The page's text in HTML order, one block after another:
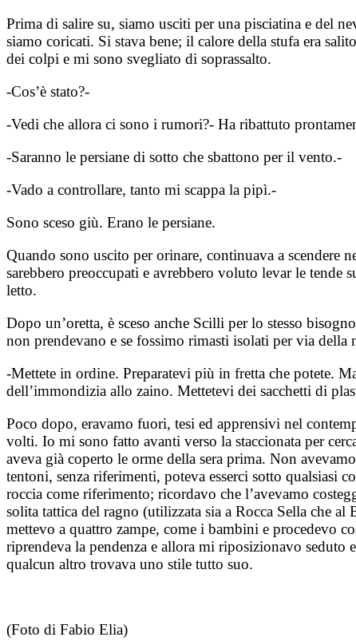
Prima di salire su, siamo usciti per una pisciatina e del
siamo coricati. Si stava bene; il calore della stufa era
dei colpi e mi sono svegliato di soprassalto.
-Cos’è stato?-
-Vedi che allora ci sono i rumori?- Ha ribattuto
-Saranno le persiane di sotto che sbattono per il vento.-
-Vado a controllare, tanto mi scappa la pipì.-
Sono sceso giù. Erano le persiane.
Quando sono uscito per orinare, continuava a
sarebbero preoccupati e avrebbero voluto levar le
letto.
Dopo un’oretta, è sceso anche Scilli per lo stesso
non prendevano e se fossimo rimasti isolati per via
-Mettete in ordine. Preparatevi più in fretta che potete.
dell’immondizia allo zaino. Mettetevi dei sacchetti di
Poco dopo, eravamo fuori, tesi ed apprensivi nel
volti. Io mi sono fatto avanti verso la staccionata per
aveva già coperto le orme della sera prima. Non
tentoni, senza riferimenti, poteva esserci sotto qualsiasi
roccia come riferimento; ricordavo che l’avevamo
solita tattica del ragno (utilizzata sia a Rocca Sella che
mettevo a quattro zampe, come i bambini e procedevo
riprendeva la pendenza e allora mi riposizionavo
qualcun altro trovava uno stile tutto suo.
(Foto di Fabio Elia)